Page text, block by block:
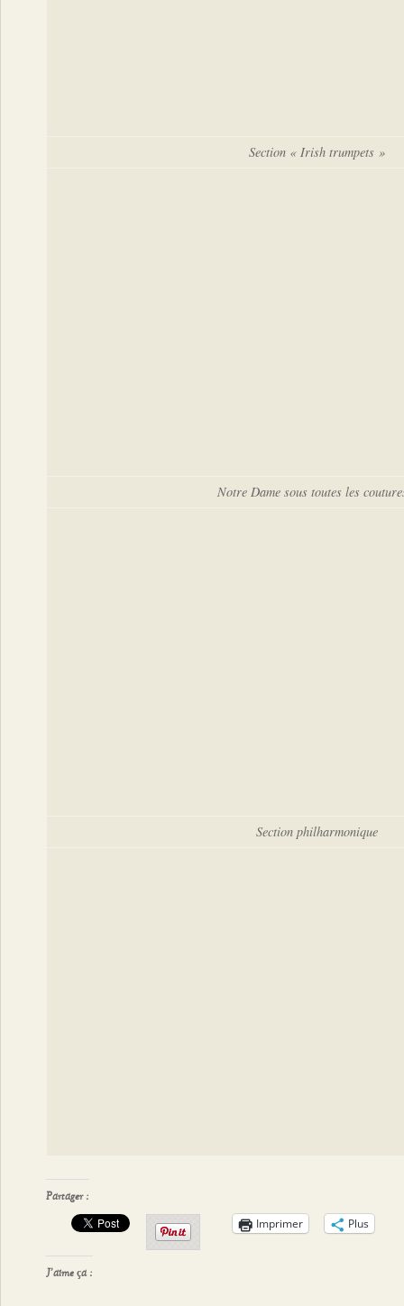
Section « Irish trumpets »
Notre Dame sous toutes les
Section philharmonique
Partager :
Imprimer Plus
J’aime ça :